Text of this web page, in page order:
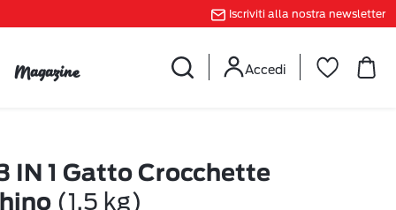
Iscriviti alla nostra newsletter
Magazine Accedi
IN 1 Gatto Crocchette
(1,5 kg)